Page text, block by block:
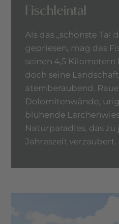
Fischleintal
Als das „schönste Tal
gepriesen, mag das
seinen 4,5 Kilometern
doch seine
atemberaubend. Raue
Dolomitenwände,
blühende
Naturparadies, das zu
Jahreszeit verzaubert.